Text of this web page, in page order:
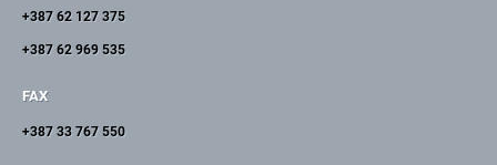
+387 62 127 375
+387 62 969 535
FAX
+387 33 767 550